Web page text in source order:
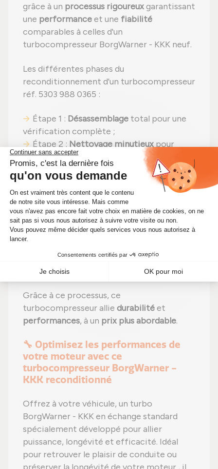
grâce à un processus rigoureuxgarantissant
une performanceet une fiabilité
comparables à celles d'un
turbocompresseur BorgWarner - KKK neuf.
Les différentes phases du
reconditionnement d'un turbocompresseur
réf. 5303 988 0365 :
Étape 1 : Désassemblage total pour une
vérification complète ;
Étape 2 : Nettoyage minutieuxpour
éliminer toute impureté ;
Étape 3 : Examen détaillé
de tous les
éléments ;
Étape 4 :Remplacement des pièces
détérioréespar des composants neufs ;
Étape 5 :Réassemblageavec des
réglages effectués selon les
Étape 6 :Contrôle qualitésur banc
d'essai Schenck avant expédition.
Grâce à ce processus, ce
turbocompresseur allie durabilitéet
performances, à un prix plus abordable.
🔧 Optimisez les performances de
votre moteur avec ce
turbocompresseur BorgWarner -
KKK reconditionné
Offrez à votre véhicule, un turbo
BorgWarner - KKK en échange standard
spécialement développé pour allier
puissance, longévité et efficacité. Idéal
pour retrouver le plaisir de conduite ou